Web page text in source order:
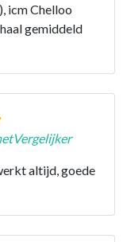
icm Chelloo
gemiddeld
altijd, goede